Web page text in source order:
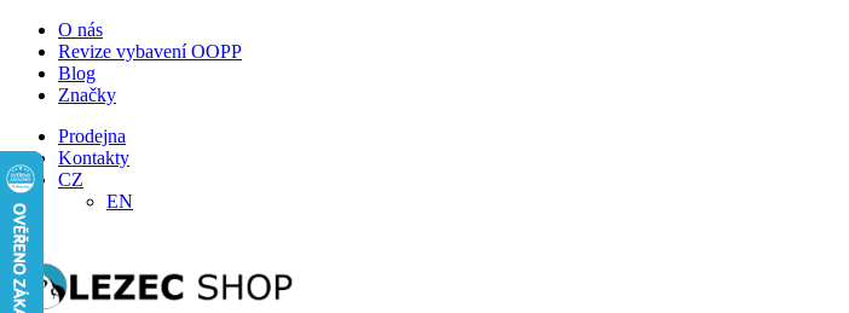
O nás
Revize vybavení OOPP
Blog
Značky
Prodejna
Kontakty
CZ
EN